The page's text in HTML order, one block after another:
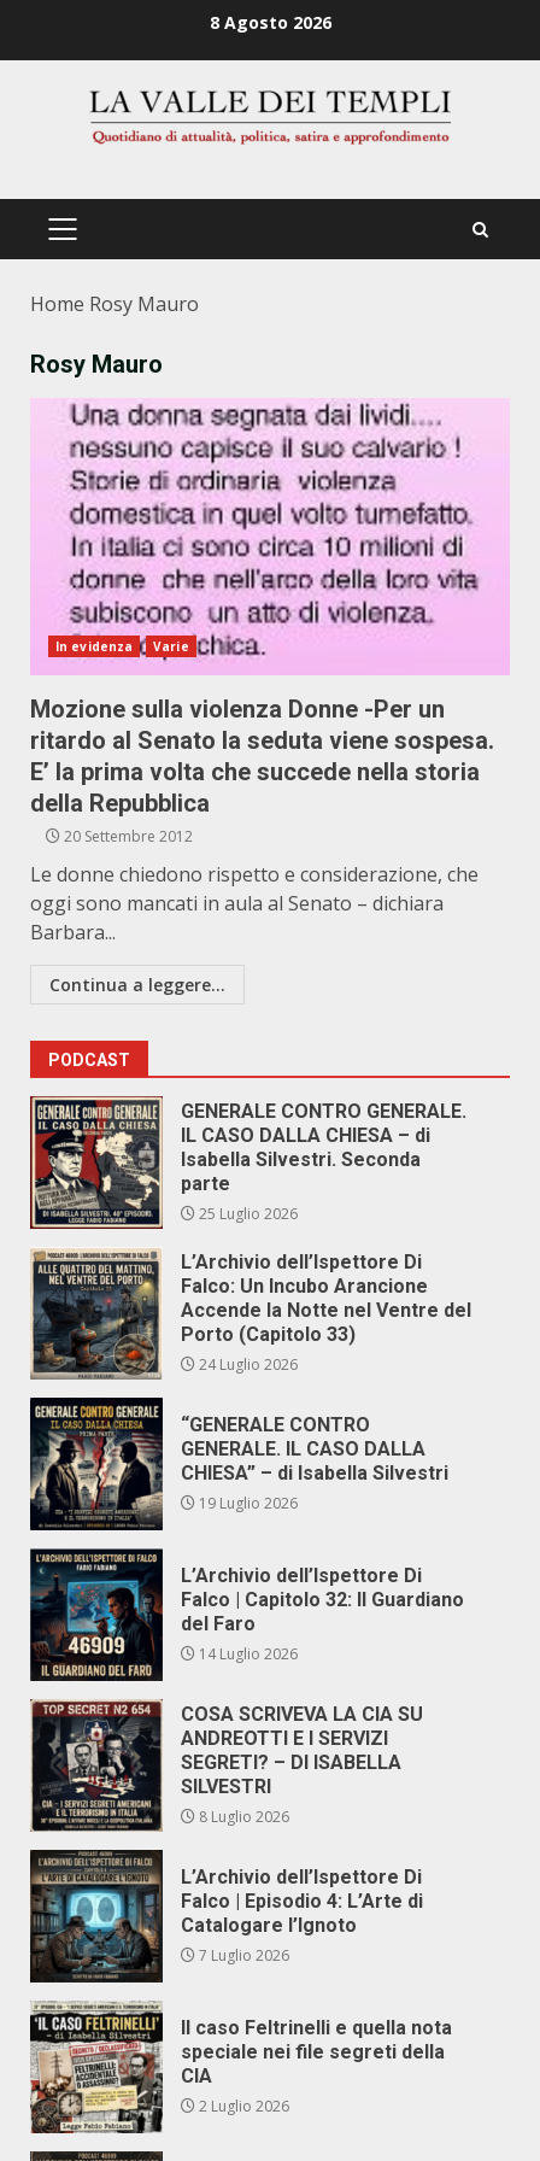
8 Agosto 2026
PRIMÄRES
Home Rosy Mauro
Rosy Mauro
In evidenza Varie
Mozione sulla violenza Donne -Per un
ritardo al Senato la seduta viene sospesa.
E’ la prima volta che succede nella storia
della Repubblica
20 Settembre 2012
Le donne chiedono rispetto e considerazione, che
oggi sono mancati in aula al Senato – dichiara
Barbara...
Continua a leggere...
PODCAST
GENERALE CONTRO GENERALE.
IL CASO DALLA CHIESA – di
Isabella Silvestri. Seconda
parte
25 Luglio 2026
L’Archivio dell’Ispettore Di
Falco: Un Incubo Arancione
Accende la Notte nel Ventre del
Porto (Capitolo 33)
24 Luglio 2026
“GENERALE CONTRO
GENERALE. IL CASO DALLA
CHIESA” – di Isabella Silvestri
19 Luglio 2026
L’Archivio dell’Ispettore Di
Falco | Capitolo 32: Il Guardiano
del Faro
14 Luglio 2026
COSA SCRIVEVA LA CIA SU
ANDREOTTI E I SERVIZI
SEGRETI? – DI ISABELLA
SILVESTRI
8 Luglio 2026
L’Archivio dell’Ispettore Di
Falco | Episodio 4: L’Arte di
Catalogare l’Ignoto
7 Luglio 2026
Il caso Feltrinelli e quella nota
speciale nei file segreti della
CIA
2 Luglio 2026